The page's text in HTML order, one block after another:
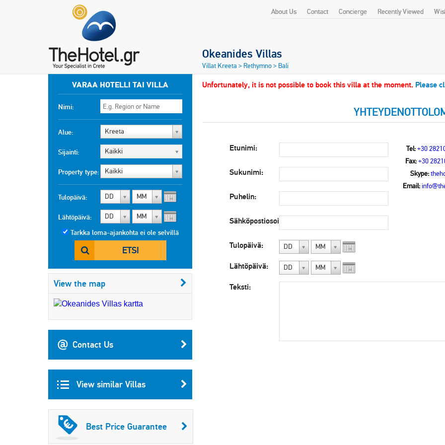
About Us Contact Concierge Recently Viewed
VARAA HOTELLI TAI VILLA
Nimi:
Alue: Kreeta
Sijainti: Kaikki
Property type: Kaikki
Tulopäivä: DD MM
Lähtöpäivä: DD MM
Tarkka loma-ajankohta ei ole selvillä
ETSI
View the map
Contact Us
View similar Villas
Best Price Guarantee
Okeanides Villas
Villat Kreeta > Rethymno> Bali
Unfortunately, it is not possible to book this villa at the moment. Please
Etunimi:
Sukunimi:
Puhelin:
Sähköpostiosoite:
Tulopäivä: DD MM
Lähtöpäivä: DD MM
Teksti:
Tel: +30
Fax: +30
Skype:
Email: